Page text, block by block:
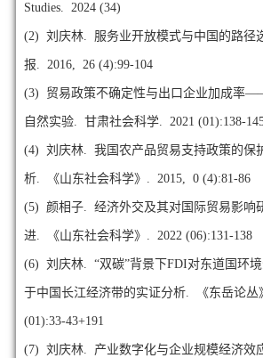
Studies. 2024 (34)
(2) 刘庆林. 服务业开放模式与中国的路径
报. 2016, 26 (4):99-104
(3) 贸易政策不确定性与出口企业加成率
自然实验. 甘肃社会科学. 2021 (01):138-
(4) 刘庆林. 我国农产品贸易支持政策的保
析. 《山东社会科学》. 2015, 0 (4):81-86
(5) 颜相子. 经济外交及其对国际贸易影响
进. 《山东社会科学》. 2022 (06):131-138
(6) 刘庆林. “双碳”背景下FDI对东道国环
于中国长江经济带的实证分析. 《东岳论
(01):33-43+191
(7) 刘庆林. 产业数字化与企业规模经济